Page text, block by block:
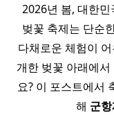
2026년 봄, 대한
벚꽃 축제는 단순
다채로운 체험이
개한 벚꽃 아래에
요? 이 포스트에서
해 군